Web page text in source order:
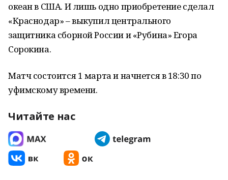
океан в США. И лишь одно приобретение сделал
«Краснодар» – выкупил центрального
защитника сборной России и «Рубина» Егора
Сорокина.
Матч состоится 1 марта и начнется в 18:30 по
уфимскому времени.
Читайте нас